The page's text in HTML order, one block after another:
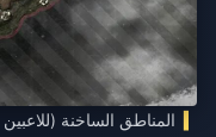
المناطق الساخنة